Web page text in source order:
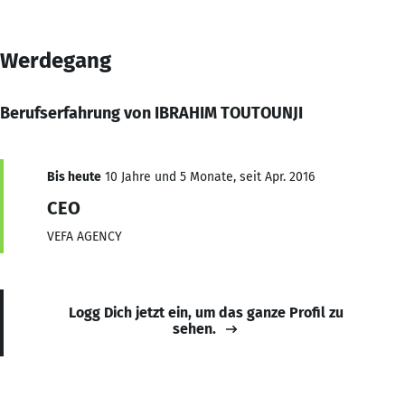
Werdegang
Berufserfahrung von IBRAHIM TOUTOUNJI
Bis heute 10 Jahre und 5 Monate, seit Apr. 2016
CEO
VEFA AGENCY
Logg Dich jetzt ein, um das ganze Profil zu
sehen.